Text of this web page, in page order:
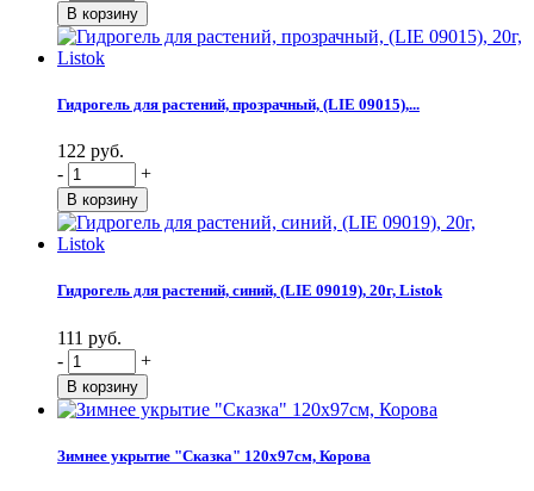
Гидрогель для растений, прозрачный, (LIE 09015),...
122 руб.
-
+
Гидрогель для растений, синий, (LIE 09019), 20г, Listok
111 руб.
-
+
Зимнее укрытие "Сказка" 120х97см, Корова